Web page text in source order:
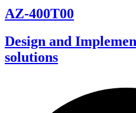
AZ-400T00
Design and
solutions